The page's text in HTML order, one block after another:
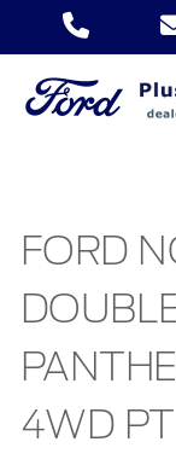
FORD
4WD PT